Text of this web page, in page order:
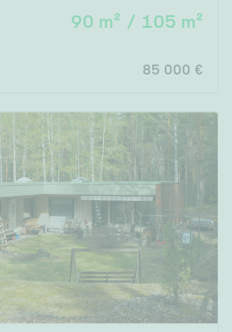
90 m² / 105 m²
85 000 €